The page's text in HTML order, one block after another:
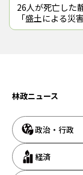
26人が死亡した
「盛土による
回会合で、新た
林政ニュース
政治・行政
経済